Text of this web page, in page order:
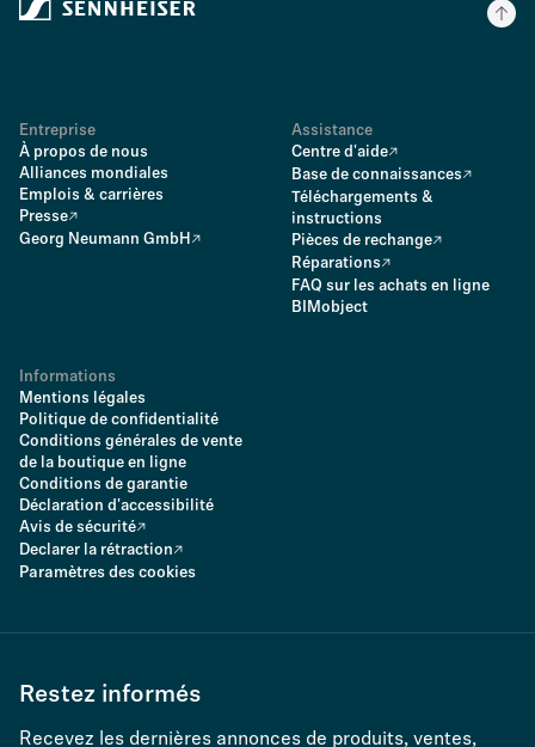
Entreprise
À propos de nous
Alliances mondiales
Emplois & carrières
Presse
Georg Neumann GmbH
Assistance
Centre d'aide
Base de connaissances
Téléchargements &
instructions
Pièces de rechange
Réparations
FAQ sur les achats en ligne
BIMobject
Informations
Mentions légales
Politique de confidentialité
Conditions générales de vente
de la boutique en ligne
Conditions de garantie
Déclaration d'accessibilité
Avis de sécurité
Declarer la rétraction
Paramètres des cookies
Restez informés
Recevez les dernières annonces de produits, ventes,